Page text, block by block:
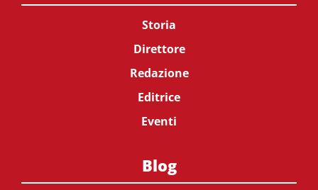
Storia
Direttore
Redazione
Editrice
Eventi
Blog